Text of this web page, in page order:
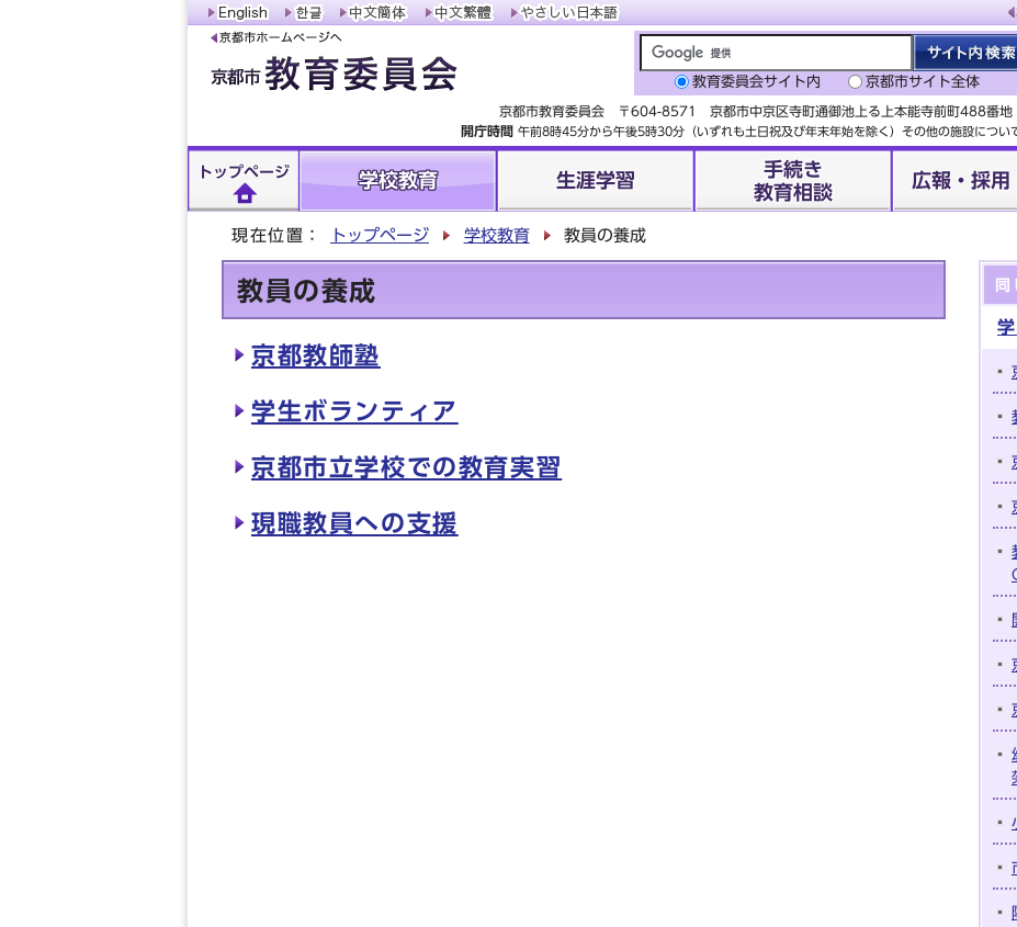
教育委員会サイト内 京都市サイト全体
京都市教育委員会 〒604-8571 京都市中京区寺町通御池上る上本能寺前町488番
開庁時間 午前8時45分から午後5時30分（いずれも土日祝及び年末年始を除く）その他の施設につい
トップページ 学校教育 生涯学習
手続き
教育相談
広報・採用
現在位置： トップページ 学校教育 教員の養成
教員の養成
京都教師塾
学生ボランティア
京都市立学校での教育実習
現職教員への支援
同